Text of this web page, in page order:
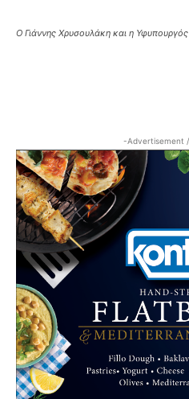
Ο Γιάννης Χρυσουλάκη και η
-Advertisement /